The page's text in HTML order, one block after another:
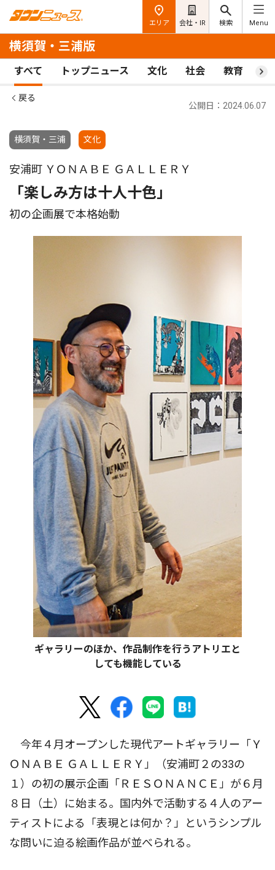
エリア 会社・IR 検索 Menu
横須賀・三浦版
すべて トップニュース 文化 社会 教育 ス
戻る
横須賀・三浦 文化
公開日：2024.06.07
安浦町 ＹＯＮＡＢＥ ＧＡＬＬＥＲＹ
「楽しみ方は十人十色」
初の企画展で本格始動
ギャラリーのほか、作品制作を行うアトリエと
しても機能している
今年４月オープンした現代アートギャラリー「Ｙ
ＯＮＡＢＥ ＧＡＬＬＥＲＹ」（安浦町２の33の
１）の初の展示企画「ＲＥＳＯＮＡＮＣＥ」が６月
８日（土）に始まる。国内外で活動する４人のアー
ティストによる「表現とは何か？」というシンプル
な問いに迫る絵画作品が並べられる。